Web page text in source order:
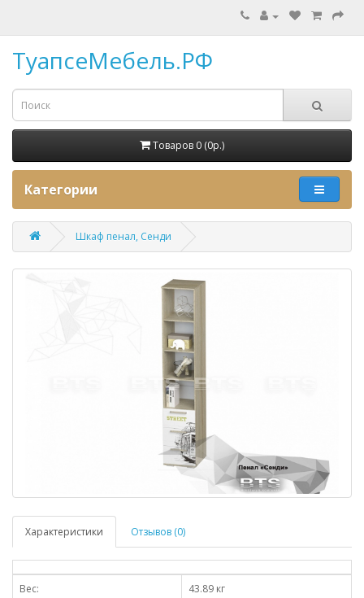
ТуапсеМебель.РФ
Товаров 0 (0p.)
Категории
Шкаф пенал, Сенди
Характеристики Отзывов (0)
Вес:
43.89 кг